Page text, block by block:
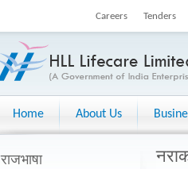
Careers Tenders
Home About Us
राजभाषा